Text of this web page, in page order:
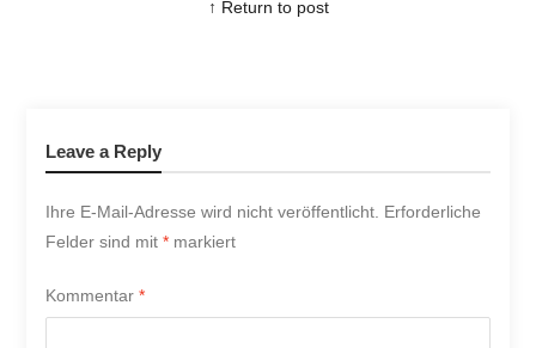
↑ Return to post
Leave a Reply
Ihre E-Mail-Adresse wird nicht veröffentlicht. Erforderliche
Felder sind mit *markiert
Kommentar *